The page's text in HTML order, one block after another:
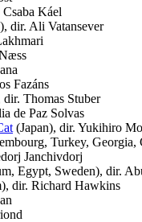
Káel
dir. Ali Vatansever
Fazáns
Thomas Stuber
de Paz Solvas
(Japan), dir. Yukihiro
Turkey, Georgia,
Janchivdorj
Egypt, Sweden), dir.
dir. Richard Hawkins